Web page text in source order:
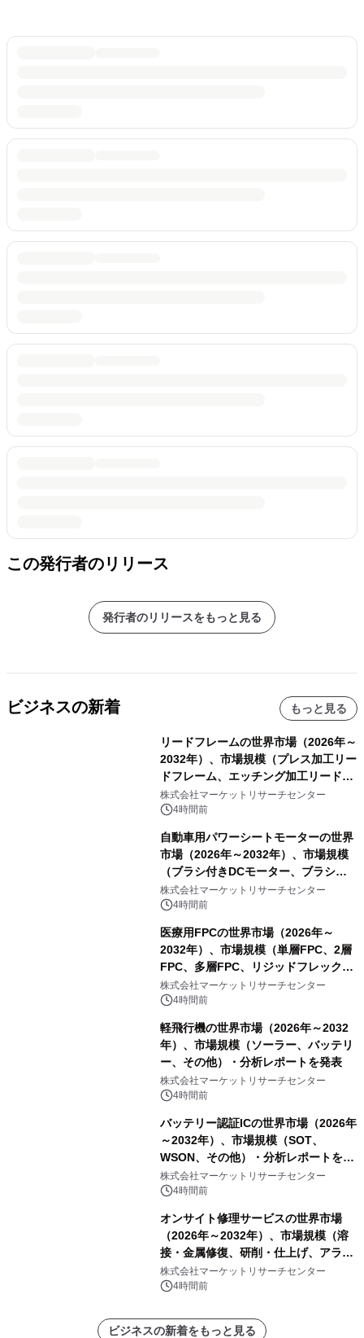
この発行者のリリース
発行者のリリースをもっと見る
ビジネスの新着 もっと見る
リードフレームの世界市場（2026年～
2032年）、市場規模（プレス加工リー
ドフレーム、エッチング加工リードフ
レーム）・分析レポートを発表
株式会社マーケットリサーチセンター
4時間前
自動車用パワーシートモーターの世界
市場（2026年～2032年）、市場規模
（ブラシ付きDCモーター、ブラシレ
スDCモーター）・分析レポートを発
表
株式会社マーケットリサーチセンター
4時間前
医療用FPCの世界市場（2026年～
2032年）、市場規模（単層FPC、2層
FPC、多層FPC、リジッドフレックス
PCB）・分析レポートを発表
株式会社マーケットリサーチセンター
4時間前
軽飛行機の世界市場（2026年～2032
年）、市場規模（ソーラー、バッテリ
ー、その他）・分析レポートを発表
株式会社マーケットリサーチセンター
4時間前
バッテリー認証ICの世界市場（2026年
～2032年）、市場規模（SOT、
WSON、その他）・分析レポートを発
表
株式会社マーケットリサーチセンター
4時間前
オンサイト修理サービスの世界市場
（2026年～2032年）、市場規模（溶
接・金属修復、研削・仕上げ、アライ
メント、その他）・分析レポートを発
表
株式会社マーケットリサーチセンター
4時間前
ビジネスの新着をもっと見る